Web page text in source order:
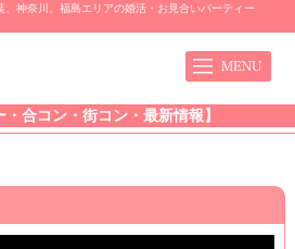
、神奈川、福島エリアの婚活・お見合いパーティー
・合コン・街コン・最新情報】